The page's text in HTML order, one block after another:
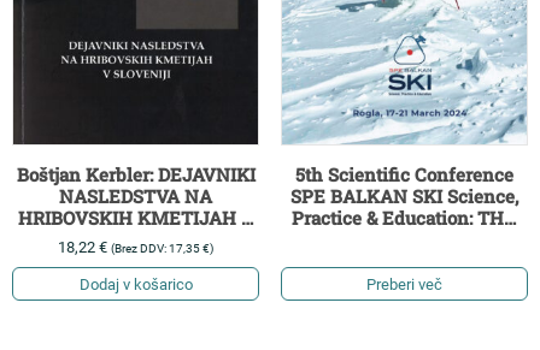
Boštjan Kerbler: DEJAVNIKI
NASLEDSTVA NA
HRIBOVSKIH KMETIJAH V
SLOVENIJI
18,22€ (Brez DDV:17,35€)
Dodaj v košarico
5th Scientific Conference
SPE BALKAN SKI Science,
Practice & Education: THE
Preberi več